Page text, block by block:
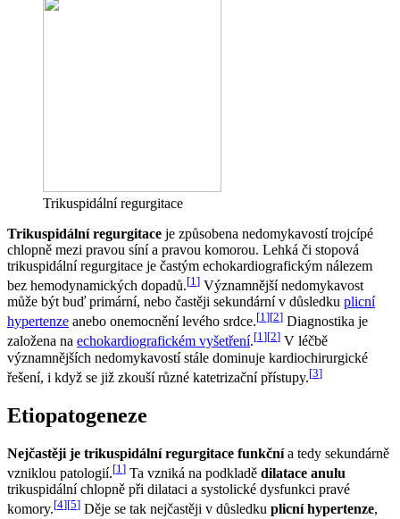
Trikuspidální regurgitace
Trikuspidální regurgitace je způsobena nedomykavostí trojcípé
chlopně mezi pravou síní a pravou komorou. Lehká či stopová
trikuspidální regurgitace je častým echokardiografickým nálezem
bez hemodynamických dopadů.[1 ] Významnější nedomykavost
může být buď primární, nebo častěji sekundární v důsledku plicní
hypertenze anebo onemocnění levého srdce.[1][2] Diagnostika je
založena na echokardiografickém vyšetření.[1][2] V léčbě
významnějších nedomykavostí stále dominuje kardiochirurgické
řešení, i když se již zkouší různé katetrizační přístupy.[3]
Etiopatogeneze
Nejčastěji je trikuspidální regurgitace funkčnía tedy sekundárně
vzniklou patologií.[1 ] Ta vzniká na podkladě dilatace anulu
trikuspidální chlopně při dilataci a systolické dysfunkci pravé
komory.[4][5] Děje se tak nejčastěji v důsledku plicní hypertenze,